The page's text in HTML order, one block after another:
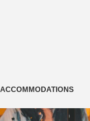
ACCOMMODATIONS